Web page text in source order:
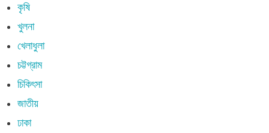
কৃষি
খুলনা
খেলাধুলা
চট্টগ্রাম
চিকিৎসা
জাতীয়
ঢাকা